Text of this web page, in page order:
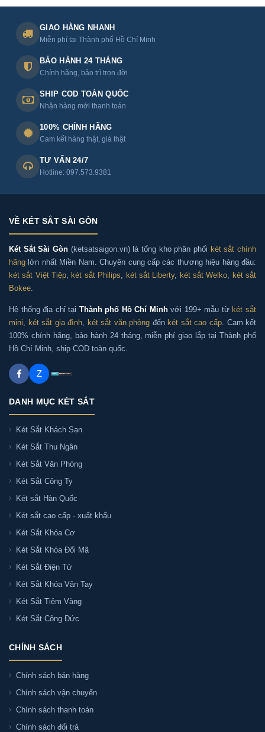
GIAO HÀNG NHANH
Miễn phí tại Thành phố Hồ Chí Minh
BẢO HÀNH 24 THÁNG
Chính hãng, bảo trì trọn đời
SHIP COD TOÀN QUỐC
Nhận hàng mới thanh toán
100% CHÍNH HÃNG
Cam kết hàng thật, giá thật
TƯ VẤN 24/7
Hotline: 097.573.9381
VỀ KÉT SẮT SÀI GÒN
Két Sắt Sài Gòn (ketsatsaigon.vn) là tổng kho phân phối két sắt chính
hãng lớn nhất Miền Nam. Chuyên cung cấp các thương hiệu hàng đầu:
két sắt Việt Tiệp, két sắt Philips, két sắt Liberty, két sắt Welko, két sắt
Bokee.
Hệ thống địa chỉ tại Thành phố Hồ Chí Minhvới 199+ mẫu từ két sắt
mini, két sắt gia đình, két sắt văn phòng đến két sắt cao cấp. Cam kết
100% chính hãng, bảo hành 24 tháng, miễn phí giao lắp tại Thành phố
Hồ Chí Minh, ship COD toàn quốc.
Z
DANH MỤC KÉT SẮT
Két Sắt Khách Sạn
Két Sắt Thu Ngân
Két Sắt Văn Phòng
Két Sắt Công Ty
Két sắt Hàn Quốc
Két sắt cao cấp - xuất khẩu
Két Sắt Khóa Cơ
Két Sắt Khóa Đổi Mã
Két Sắt Điện Tử
Két Sắt Khóa Vân Tay
Két Sắt Tiệm Vàng
Két Sắt Công Đức
CHÍNH SÁCH
Chính sách bán hàng
Chính sách vận chuyển
Chính sách thanh toán
Chính sách đổi trả